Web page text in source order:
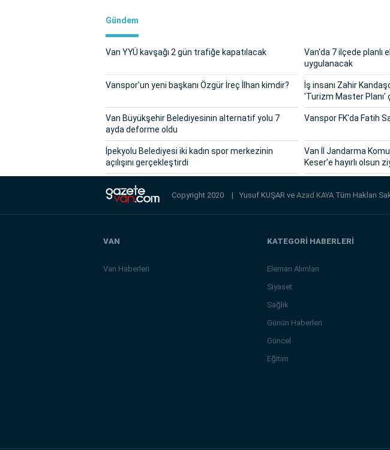
Gündem
Van YYÜ kavşağı 2 gün trafiğe kapatılacak
Van'da 7 ilçede planlı
uygulanacak
Vanspor'un yeni başkanı Özgür İreç İlhan kimdir?
İş insanı Zahir
'Turizm Master Planı'
Van Büyükşehir Belediyesinin alternatif yolu 7
ayda deforme oldu
Vanspor FK'da Fatih
İpekyolu Belediyesi iki kadın spor merkezinin
açılışını gerçekleştirdi
Van İl Jandarma
Keser’e hayırlı olsun
Copyright 2020 | Yusuf KUŞAR veAzad KAYA Tüm Hakları
VAN
Van Haberleri
KATEGORİ HABERLERİ
Eleman Alımları
Siyaset
Sağlık
Günün Haberleri
Güncel
Eğitim